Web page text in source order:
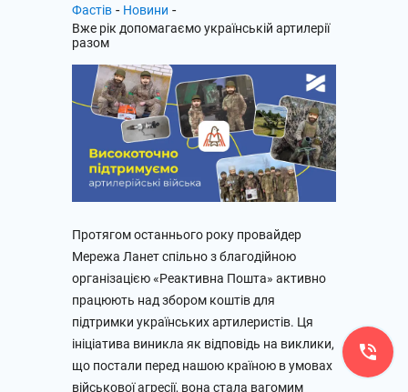
Фастів - Новини -
Вже рік допомагаємо українській артилерії
разом
Протягом останнього року провайдер
Мережа Ланет спільно з благодійною
організацією «Реактивна Пошта» активно
працюють над збором коштів для
підтримки українських артилеристів. Ця
ініціатива виникла як відповідь на виклики,
що постали перед нашою країною в умовах
військової агресії, вона стала вагомим